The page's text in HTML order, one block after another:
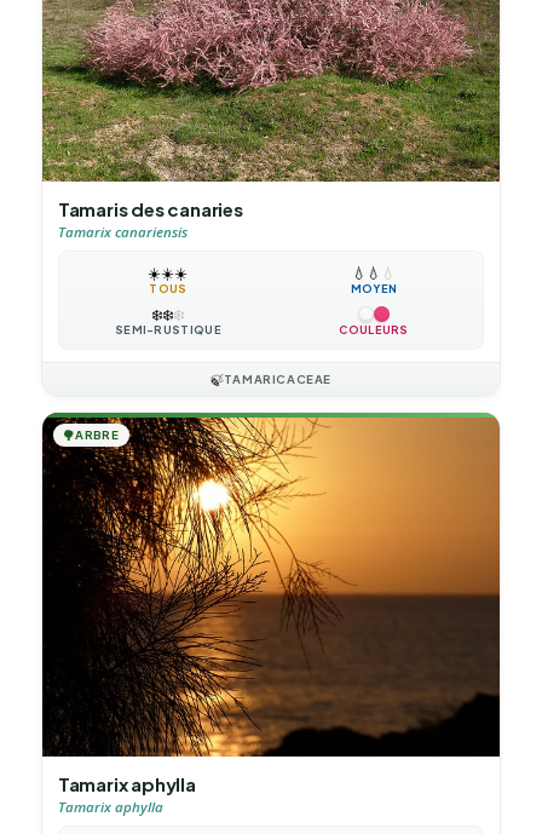
Tamaris des canaries
Tamarix canariensis
☀️☀️☀️
TOUS
💧 💧 💧
MOYEN
❄️❄️❄️
SEMI-RUSTIQUE COULEURS
🍃TAMARICACEAE
🌳ARBRE
Tamarix aphylla
Tamarix aphylla